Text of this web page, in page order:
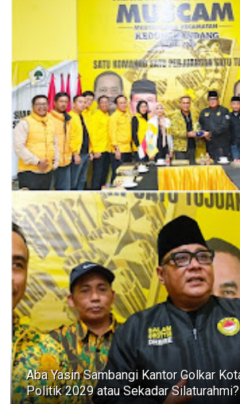
Aba Yasin Sambangi Kantor Golkar
Politik 2029 atau Sekadar Silaturahmi?